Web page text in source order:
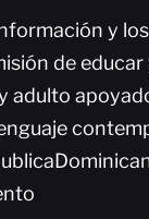
y
de
adulto